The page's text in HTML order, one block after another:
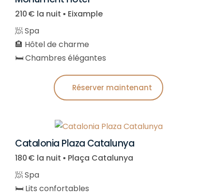
210 € la nuit ▪︎ Eixample
🧖 Spa
🏨 Hôtel de charme
🛏️ Chambres élégantes
Réserver maintenant
Catalonia Plaza Catalunya
180 € la nuit ▪︎ Plaça Catalunya
🧖 Spa
🛏️ Lits confortables